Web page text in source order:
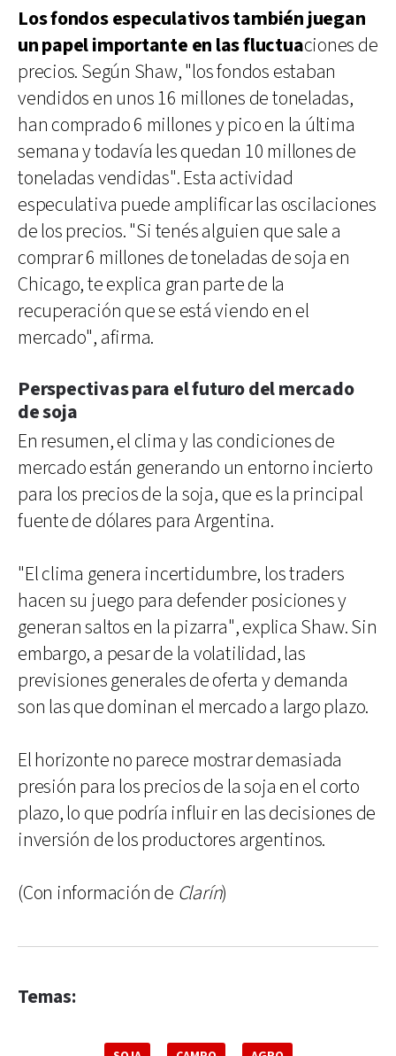
Los fondos especulativos también juegan
un papel importante en las fluctuaciones de
precios. Según Shaw, "los fondos estaban
vendidos en unos 16 millones de toneladas,
han comprado 6 millones y pico en la última
semana y todavía les quedan 10 millones de
toneladas vendidas". Esta actividad
especulativa puede amplificar las oscilaciones
de los precios. "Si tenés alguien que sale a
comprar 6 millones de toneladas de soja en
Chicago, te explica gran parte de la
recuperación que se está viendo en el
mercado", afirma.
Perspectivas para el futuro del mercado
de soja
En resumen, el clima y las condiciones de
mercado están generando un entorno incierto
para los precios de la soja, que es la principal
fuente de dólares para Argentina.
"El clima genera incertidumbre, los traders
hacen su juego para defender posiciones y
generan saltos en la pizarra", explica Shaw. Sin
embargo, a pesar de la volatilidad, las
previsiones generales de oferta y demanda
son las que dominan el mercado a largo plazo.
El horizonte no parece mostrar demasiada
presión para los precios de la soja en el corto
plazo, lo que podría influir en las decisiones de
inversión de los productores argentinos.
(Con información de Clarín)
Temas: